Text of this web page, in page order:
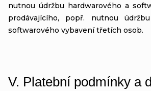
nutnou údržbu hardwarového a
prodávajícího, popř. nutnou
softwarového vybavení třetích osob.
V. Platební podmínky a